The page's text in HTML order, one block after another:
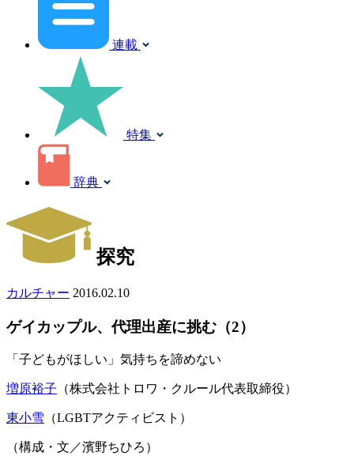
連載
特集
辞典
探究
カルチャー 2016.02.10
ゲイカップル、代理出産に挑む（2）
「子どもがほしい」気持ちを諦めない
増原裕子 （株式会社トロワ・クルール代表取締役）
東小雪 （LGBTアクティビスト）
（構成・文／濱野ちひろ）